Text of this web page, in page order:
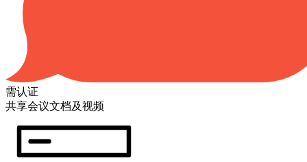
需认证
共享会议文档及视频